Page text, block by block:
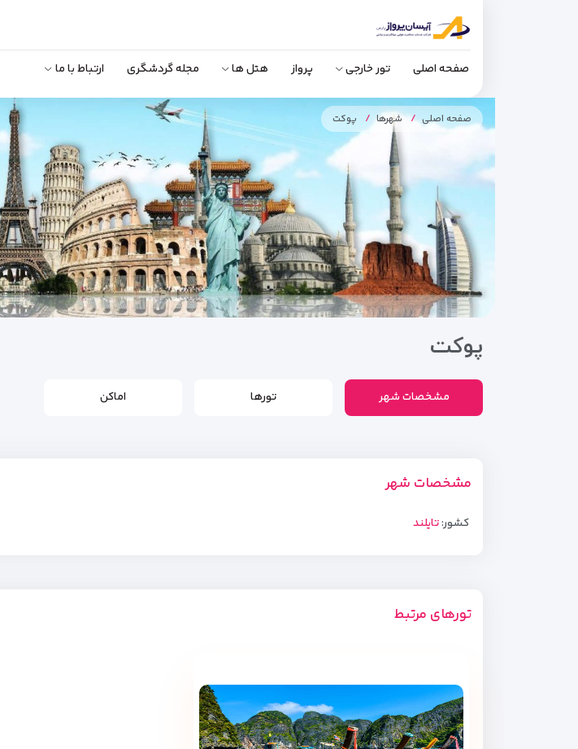
صفحه اصلی تور خارجی پرواز هتل ها مجله گردشگری ارتباط با ما
صفحه اصلی شهرها پوکت
پوکت
مشخصات شهر تورها اماکن
مشخصات شهر
کشور:تایلند
تورهای مرتبط